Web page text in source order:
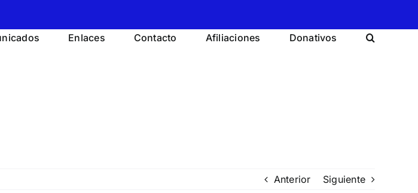
Enlaces Contacto Afiliaciones Donativos
Anterior Siguiente